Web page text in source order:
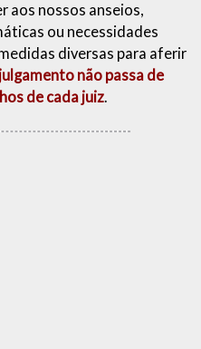
aos nossos anseios,
ou necessidades
diversas para aferir
não passa de
de cada juiz.